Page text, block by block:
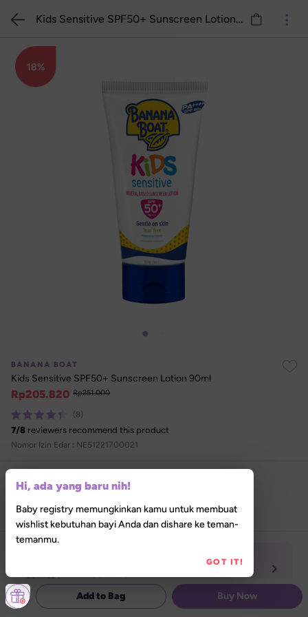
18%
BANANA BOAT
Kids Sensitive SPF50+ Sunscreen Lotion 90ml
Rp205.820 Rp251.000
(8)
7/8 reviewers recommend this product
Nomor Izin Edar : NE51221700021
Store terdekat darimu
Kids Sensitive SPF50+ Sunscreen Lotion 90ml
Add to Bag Buy Now
Hi, ada yang baru nih!
Baby registry memungkinkan kamu untuk membuat
wishlist kebutuhan bayi Anda dan dishare ke teman-
temanmu.
GOT IT!